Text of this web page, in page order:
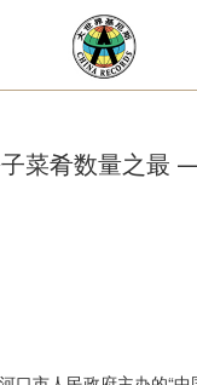
菜肴数量之最